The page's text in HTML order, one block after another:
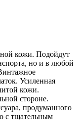
кожи. Подойдут
но и в любой
Усиленная
кожи.
стороне.
продуманного
с тщательным